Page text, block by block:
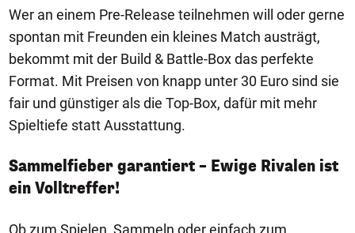
Wer an einem Pre-Release teilnehmen will oder gerne
spontan mit Freunden ein kleines Match austrägt,
bekommt mit der Build & Battle-Box das perfekte
Format. Mit Preisen von knapp unter 30 Euro sind sie
fair und günstiger als die Top-Box, dafür mit mehr
Spieltiefe statt Ausstattung.
Sammelfieber garantiert – Ewige Rivalen ist
ein Volltreffer!
Ob zum Spielen, Sammeln oder einfach zum